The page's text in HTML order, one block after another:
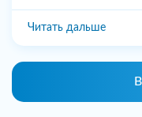
Читать дальше